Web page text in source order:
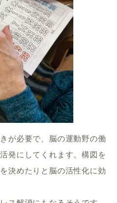
が必要で、脳の運動野の働
発にしてくれます。構図を
決めたりと脳の活性化に効